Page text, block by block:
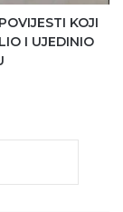
KOJI
I UJEDINIO